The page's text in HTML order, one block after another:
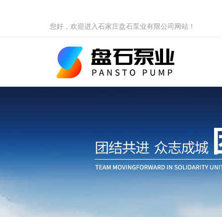
您好，欢迎进入石家庄盘石泵业有限公司网站！